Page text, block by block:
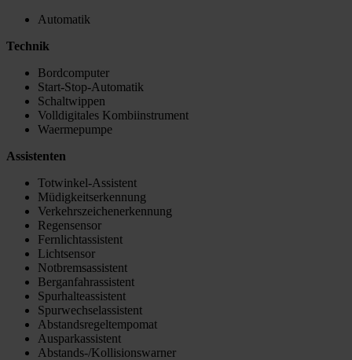
Automatik
Technik
Bordcomputer
Start-Stop-Automatik
Schaltwippen
Volldigitales Kombiinstrument
Waermepumpe
Assistenten
Totwinkel-Assistent
Müdigkeitserkennung
Verkehrszeichenerkennung
Regensensor
Fernlichtassistent
Lichtsensor
Notbremsassistent
Berganfahrassistent
Spurhalteassistent
Spurwechselassistent
Abstandsregeltempomat
Ausparkassistent
Abstands-/Kollisionswarner